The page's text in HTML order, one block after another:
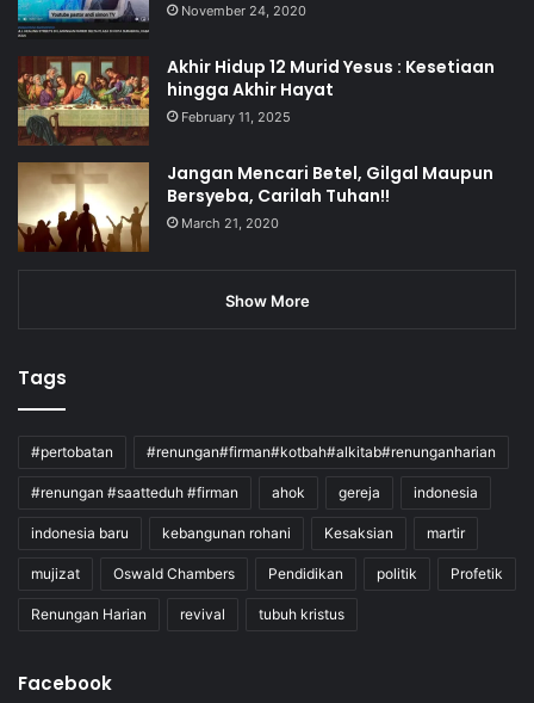
November 24, 2020
Akhir Hidup 12 Murid Yesus : Kesetiaan
hingga Akhir Hayat
February 11, 2025
Jangan Mencari Betel, Gilgal Maupun
Bersyeba, Carilah Tuhan!!
March 21, 2020
Show More
Tags
#pertobatan #renungan#firman#kotbah#alkitab#renunganharian
#renungan #saatteduh #firman ahok gereja indonesia
indonesia baru kebangunan rohani Kesaksian martir
mujizat Oswald Chambers Pendidikan politik Profetik
Renungan Harian revival tubuh kristus
Facebook